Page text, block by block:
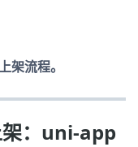
架流程。
：uni-app